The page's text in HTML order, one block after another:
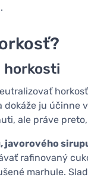
horkosti
ju účinne
ale práve
javorového
rafinovaný
marhule.